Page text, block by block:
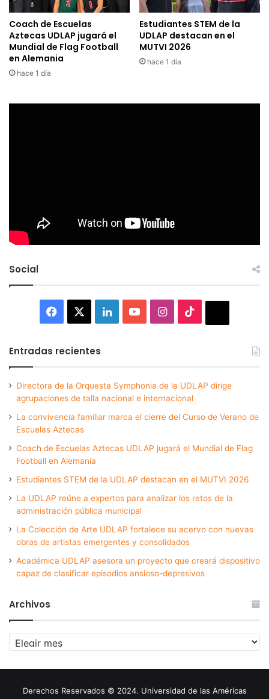
Coach de Escuelas
Aztecas UDLAP jugará el
Mundial de Flag Football
en Alemania
hace 1 día
Estudiantes STEM de la
UDLAP destacan en el
MUTVI 2026
hace 1 día
Social
Facebook LinkedInYouTubeInstagram
Entradas recientes
Directora de la Orquesta Symphonia de la UDLAP dirige
agrupaciones de talla nacional e internacional
La convivencia familiar marca el cierre del Curso de Verano de
Escuelas Aztecas
Coach de Escuelas Aztecas UDLAP jugará el Mundial de Flag
Football en Alemania
Estudiantes STEM de la UDLAP destacan en el MUTVI 2026
La UDLAP reúne a expertos para analizar los retos de la
administración pública municipal
La Colección de Arte UDLAP fortalece su acervo con nuevas
obras de artistas emergentes y consolidados
Académica UDLAP asesora un proyecto que creará dispositivo
capaz de clasificar episodios ansioso-depresivos
Archivos
Archivos
Derechos Reservados © 2024. Universidad de las Américas